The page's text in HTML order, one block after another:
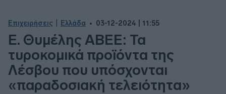
Επιχειρήσεις Ελλάδα 03-12-2024 | 11:55
Ε. Θυμέλης ΑΒΕΕ: Τα
τυροκομικά προϊόντα της
Λέσβου που υπόσχονται
«παραδοσιακή τελειότητα»